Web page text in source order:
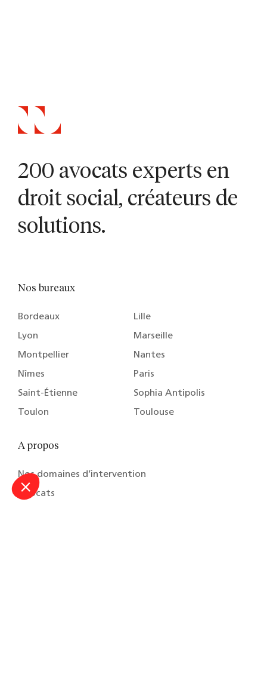
200 avocats experts en
droit social, créateurs de
solutions.
Nos bureaux
Bordeaux
Lille
Lyon
Marseille
Montpellier
Nantes
Nîmes
Paris
Saint-Étienne
Sophia Antipolis
Toulon
Toulouse
A propos
Nos domaines d’intervention
Avocats